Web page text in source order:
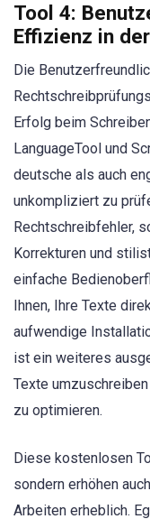
Tool 4:
Effizienz in
Die
Erfolg beim
LanguageTool und
deutsche als auch
unkompliziert zu
Rechtschreibfehler,
Korrekturen und
einfache
Ihnen, Ihre Texte
aufwendige
ist ein weiteres
Texte
zu optimieren.
Diese kostenlosen
sondern erhöhen
Arbeiten erheblich.